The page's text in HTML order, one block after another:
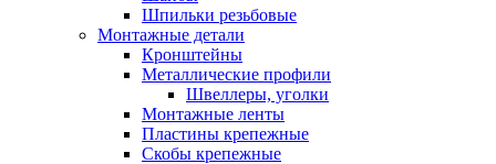
Шпильки резьбовые
Монтажные детали
Кронштейны
Металлические профили
Швеллеры, уголки
Монтажные ленты
Пластины крепежные
Скобы крепежные